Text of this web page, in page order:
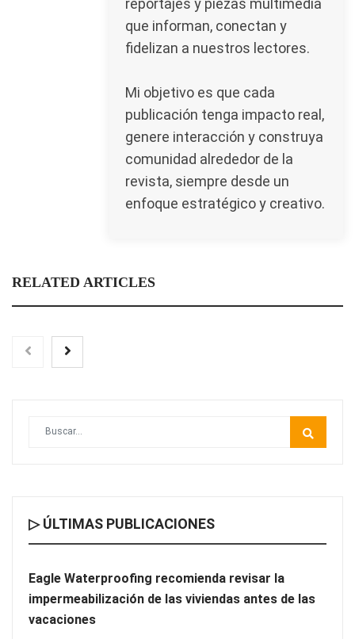
que informan, conectan y
fidelizan a nuestros lectores.
Mi objetivo es que cada
publicación tenga impacto real,
genere interacción y construya
comunidad alrededor de la
revista, siempre desde un
enfoque estratégico y creativo.
RELATED ARTICLES
▷ ÚLTIMAS PUBLICACIONES
Eagle Waterproofing recomienda revisar la
impermeabilización de las viviendas antes de las
vacaciones